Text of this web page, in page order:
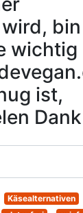
wichtig
ist,
Käsealternativen